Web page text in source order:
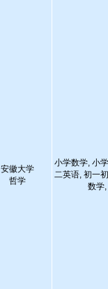
安徽大学
哲学
小学数学, 小
二英语, 初一
数学